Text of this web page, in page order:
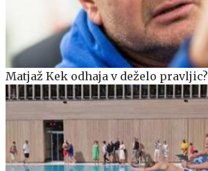
Matjaž Kek odhaja v deželo pravljic?